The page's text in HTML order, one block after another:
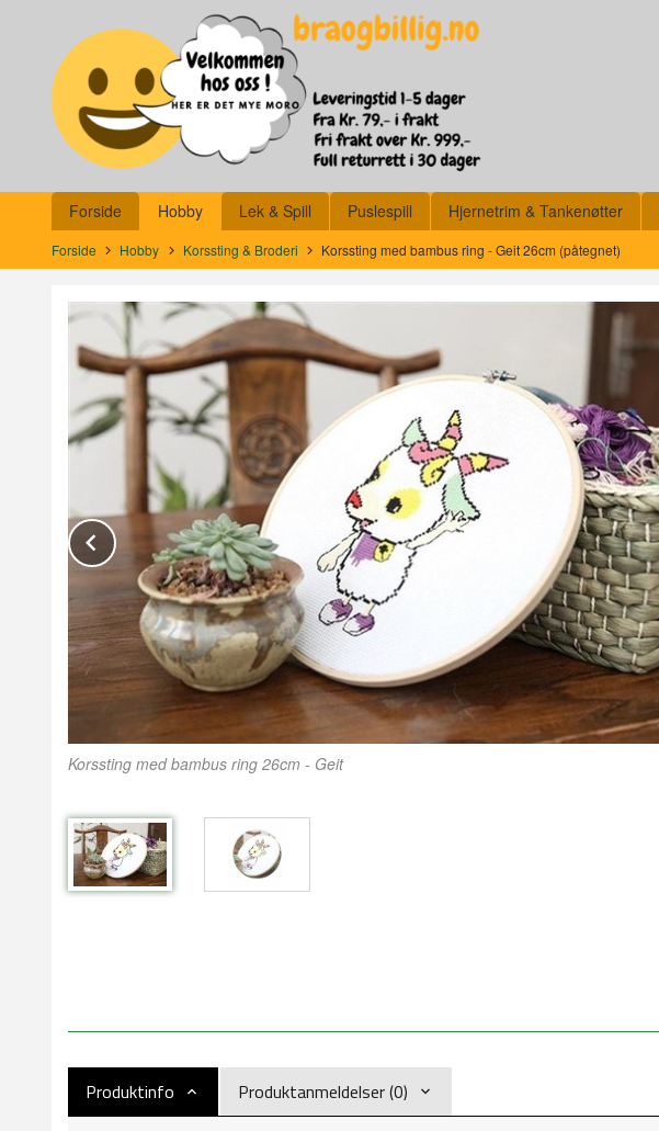
innholdet
Produkter
Forside Hobby Lek & Spill Puslespill Hjernetrim & Tankenøtter
Forside Hobby Korssting & Broderi Korssting med bambus ring - Geit 26cm (påtegnet)
Korssting med bambus ring 26cm - Geit
Prev
Produktinfo Produktanmeldelser (0)